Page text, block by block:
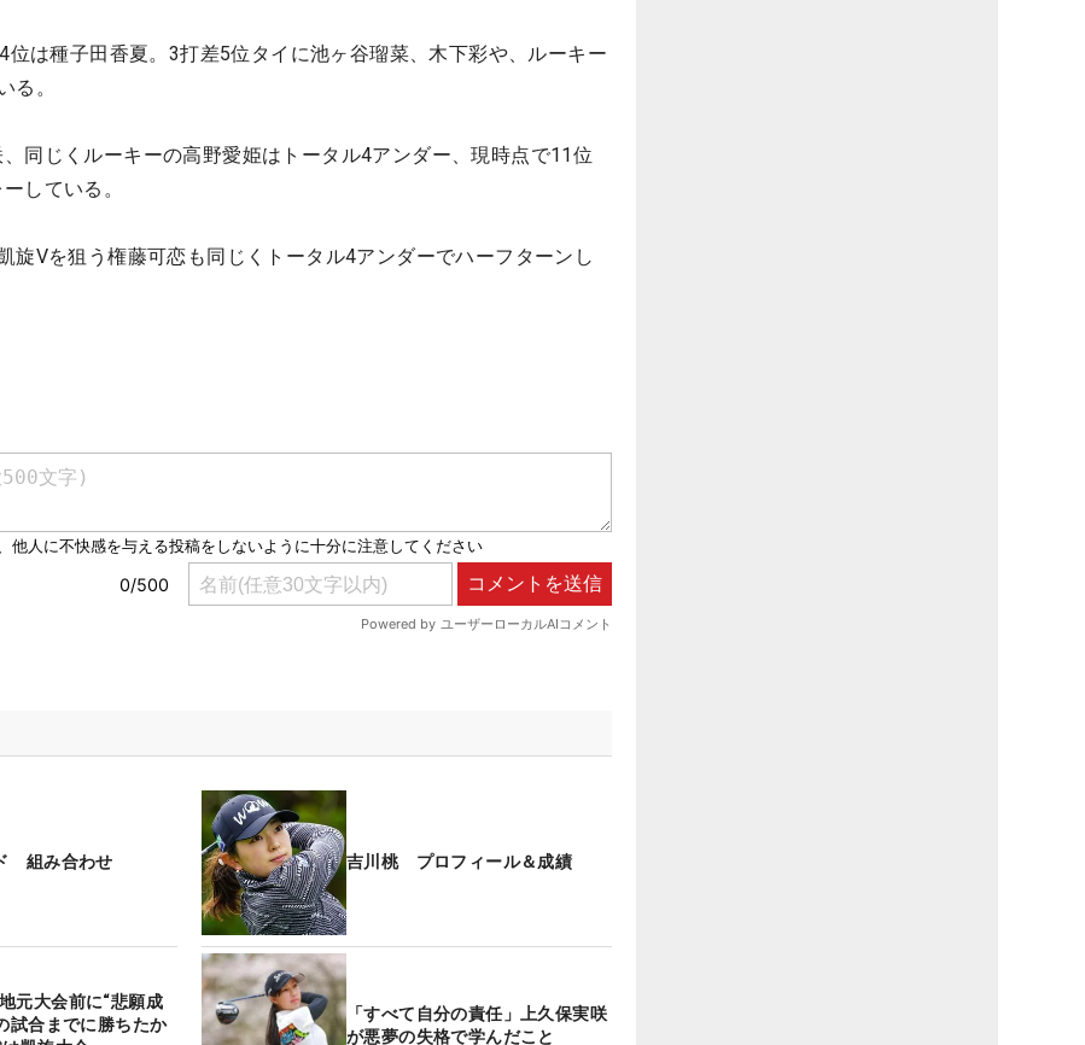
位は種子田香夏。3打差5位タイに池ヶ谷瑠菜、木下彩や、ルーキー
る。
同じくルーキーの高野愛姫はトータル4アンダー、現時点で11位
している。
旋Vを狙う権藤可恋も同じくトータル4アンダーでハーフターンし
組み合わせ 吉川桃 プロフィール＆成績
元大会前に“悲願成
試合までに勝ちたか
「すべて自分の責任」上久保実咲
が悪夢の失格で学んだこと